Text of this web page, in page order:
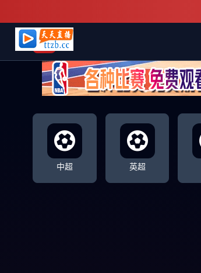
天天直播网
中超 英超